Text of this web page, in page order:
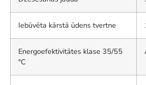
Iebūvēta kārstā ūdens tvertne
Energoefektivitātes klase 35/55
°C